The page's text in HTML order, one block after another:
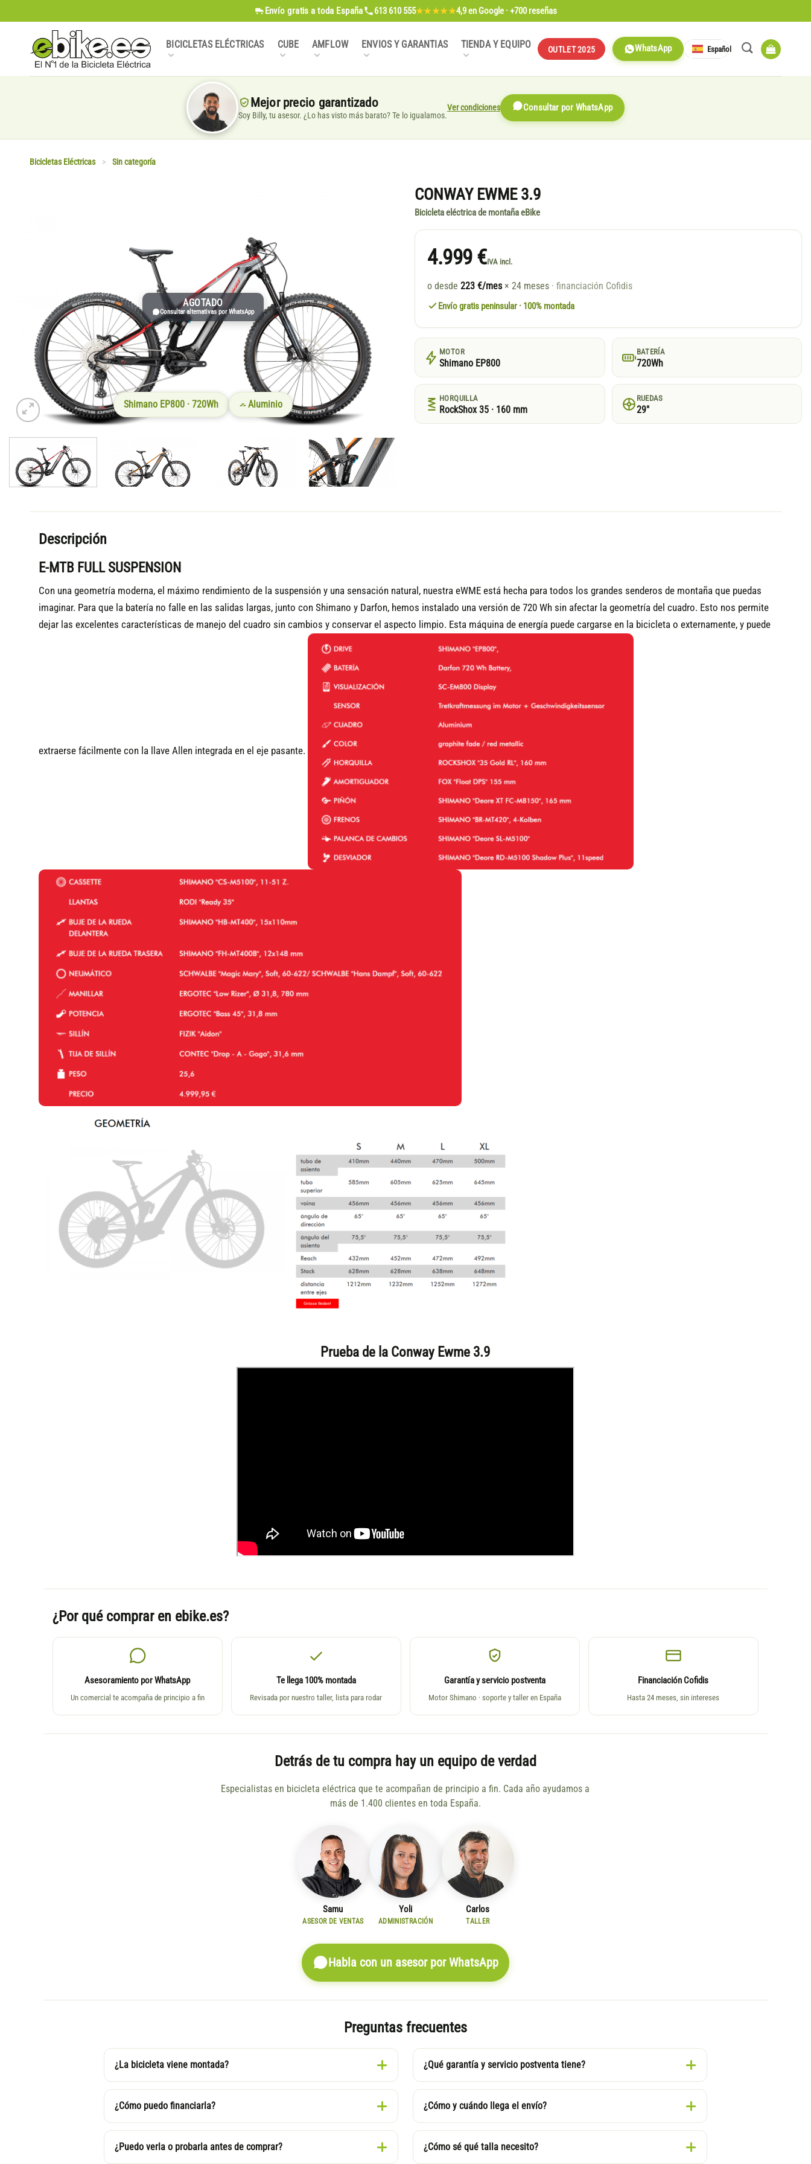
al
contenido
Envío gratis a toda España 613 610 555★★★★★4,9en Google · +700 reseñas
BICICLETAS ELÉCTRICAS CUBE AMFLOW ENVIOS Y GARANTIAS TIENDA Y EQUIPO OUTLET 2025 WhatsApp Español
Mejor precio garantizado
Soy Billy, tu asesor. ¿Lo has visto más barato? Te lo igualamos.
Ver condiciones Consultar por WhatsApp
Bicicletas Eléctricas > Sin categoría
AGOTADO
Consultar alternativas por WhatsApp
Shimano EP800 · 720Wh Aluminio
CONWAY EWME 3.9
Bicicleta eléctrica de montaña eBike
4.999 €IVA incl.
o desde 223 €/mes × 24 meses · financiación Cofidis
Envío gratis peninsular · 100% montada
MOTOR
Shimano EP800
BATERÍA
720Wh
HORQUILLA
RockShox 35 · 160 mm
RUEDAS
29"
Descripción
E-MTB FULL SUSPENSION
Con una geometría moderna, el máximo rendimiento de la suspensión y una sensación natural, nuestra eWME está hecha para todos los grandes senderos de montaña que puedas
imaginar. Para que la batería no falle en las salidas largas, junto con Shimano y Darfon, hemos instalado una versión de 720 Wh sin afectar la geometría del cuadro. Esto nos permite
dejar las excelentes características de manejo del cuadro sin cambios y conservar el aspecto limpio. Esta máquina de energía puede cargarse en la bicicleta o externamente, y puede
extraerse fácilmente con la llave Allen integrada en el eje pasante.
Prueba de la Conway Ewme 3.9
¿Por qué comprar en ebike.es?
Asesoramiento por WhatsApp
Un comercial te acompaña de principio a fin
Te llega 100% montada
Revisada por nuestro taller, lista para rodar
Garantía y servicio postventa
Motor Shimano · soporte y taller en España
Financiación Cofidis
Hasta 24 meses, sin intereses
Detrás de tu compra hay un equipo de verdad
Especialistas en bicicleta eléctrica que te acompañan de principio a fin. Cada año ayudamos a
más de 1.400 clientes en toda España.
Samu
ASESOR DE VENTAS
Yoli
ADMINISTRACIÓN
Carlos
TALLER
Habla con un asesor por WhatsApp
Preguntas frecuentes
¿La bicicleta viene montada? ¿Qué garantía y servicio postventa tiene?
¿Cómo puedo financiarla? ¿Cómo y cuándo llega el envío?
¿Puedo verla o probarla antes de comprar? ¿Cómo sé qué talla necesito?